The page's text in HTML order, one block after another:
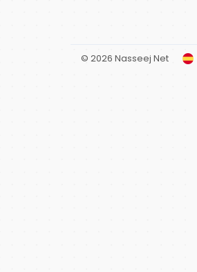
© 2026 Nasseej Net